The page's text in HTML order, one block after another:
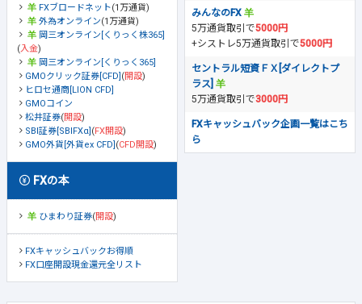
FXブロードネット(1万通貨)
外為オンライン(1万通貨)
岡三オンライン[くりっく株365]
(入金)
岡三オンライン[くりっく365]
GMOクリック証券[CFD] (開設)
ヒロセ通商[LION CFD]
GMOコイン
松井証券(開設)
SBI証券[SBIFXα] (FX開設)
GMO外貨[外貨ex CFD] (CFD開設)
FXの本
ひまわり証券(開設)
FXキャッシュバックお得順
FX口座開設現金還元全リスト
みんなのFX
5万通貨取引で5000円
+シストレ5万通貨取引で5000円
セントラル短資ＦＸ[ダイレクトプ
ラス]
5万通貨取引で3000円
FXキャッシュバック企画一覧はこち
ら